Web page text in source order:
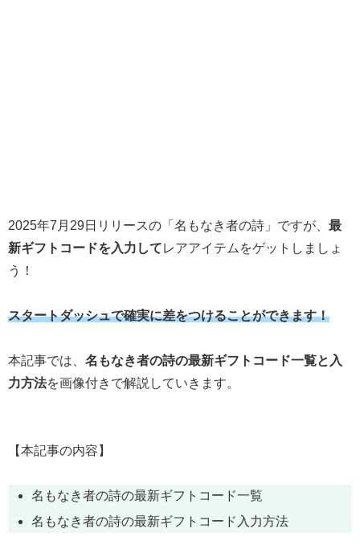
2025年7月29日リリースの「名もなき者の詩」ですが、 最
新ギフトコードを入力してレアアイテムをゲットしましょ
う！
スタートダッシュで確実に差をつけることができます！
本記事では、 名もなき者の詩の最新ギフトコード一覧と入
力方法を画像付きで解説していきます。
【本記事の内容】
名もなき者の詩の最新ギフトコード一覧
名もなき者の詩の最新ギフトコード入力方法